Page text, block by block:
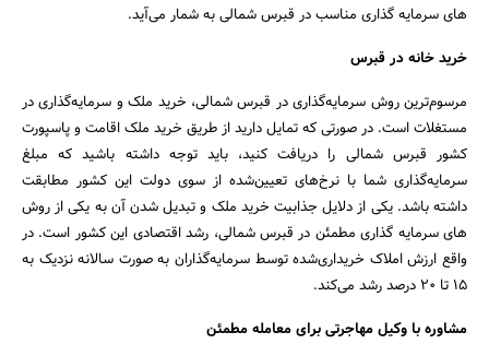
های سرمایه گذاری مناسب در قبرس شمالی به شمار می‌آید.
خرید خانه در قبرس
مرسوم‌ترین روش سرمایه‌گذاری در قبرس شمالی، خرید ملک و سرمایه‌گذاری در
مستغلات است. در صورتی که تمایل دارید از طریق خرید ملک اقامت و پاسپورت
کشور قبرس شمالی را دریافت کنید، باید توجه داشته باشید که مبلغ
سرمایه‌گذاری شما با نرخ‌های تعیین‌شده از سوی دولت این کشور مطابقت
داشته باشد. یکی از دلایل جذابیت خرید ملک و تبدیل شدن آن به یکی از روش
های سرمایه گذاری مطمئن در قبرس شمالی، رشد اقتصادی این کشور است. در
واقع ارزش املاک خریداری‌شده توسط سرمایه‌گذاران به صورت سالانه نزدیک به
15 تا 20 درصد رشد می‌کند.
مشاوره با وکیل مهاجرتی برای معامله مطمئن